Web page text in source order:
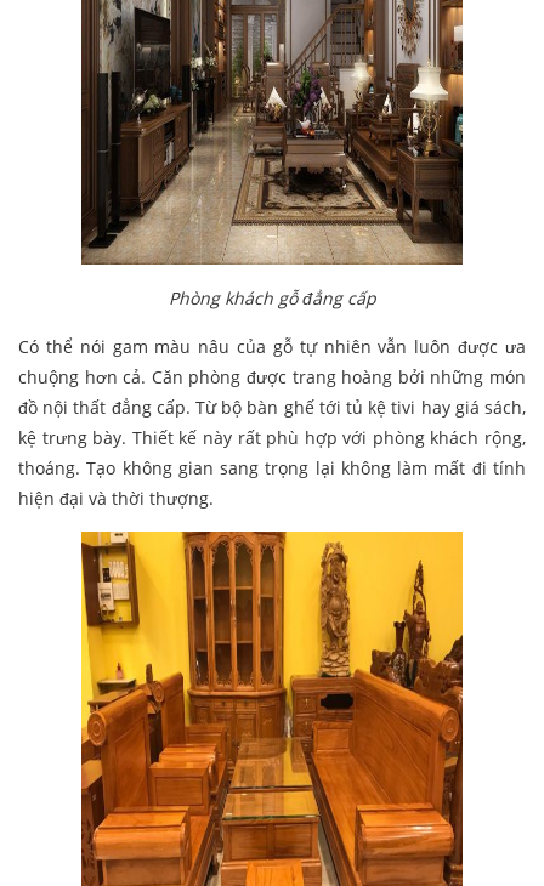
Phòng khách gỗ đẳng cấp
Có thể nói gam màu nâu của gỗ tự nhiên vẫn luôn được ưa
chuộng hơn cả. Căn phòng được trang hoàng bởi những món
đồ nội thất đẳng cấp. Từ bộ bàn ghế tới tủ kệ tivi hay giá sách,
kệ trưng bày. Thiết kế này rất phù hợp với phòng khách rộng,
thoáng. Tạo không gian sang trọng lại không làm mất đi tính
hiện đại và thời thượng.